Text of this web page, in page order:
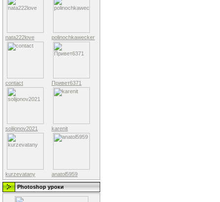
nata222love polinochkawecker
contact Привет6371
solijonov2021 karenit
kurzevatany anatol5959
Photoshop уроки